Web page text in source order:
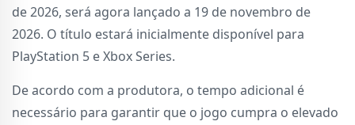
de 2026, será agora lançado a 19 de novembro de
2026. O título estará inicialmente disponível para
PlayStation 5 e Xbox Series.
De acordo com a produtora, o tempo adicional é
necessário para garantir que o jogo cumpra o elevado